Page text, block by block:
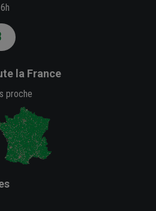
la France
proche